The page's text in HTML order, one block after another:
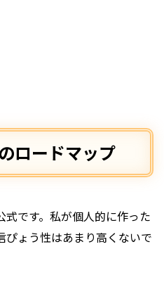
ロードマップ
です。私が個人的に作った
ぴょう性はあまり高くないで